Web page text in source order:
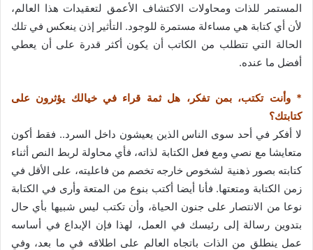
المستمر للذات ومحاولات الاكتشاف الأعمق لتعقيدات هذا العالم،
لأن أي كتابة هي مساءلة مستمرة للوجود. التأثير إذن ينعكس في تلك
الحالة التي تتطلب من الكاتب أن يكون أكثر قدرة على أن يعطي
أفضل ما عنده.
* وأنت تكتب، بمن تفكر، هل ثمة قراء في خيالك يؤثرون على
كتابتك؟
لا أفكر في أحد سوى الناس الذين يعيشون داخل السرد.. فقط أكون
متعايشا مع نصي ومع فعل الكتابة لذاته، فأي محاولة لربط النص أثناء
كتابته بصور ذهنية لشخوص خارجه تخصم من فاعليته، على الأقل في
زمن الكتابة ومتعتها. فأنا أيضا أكتب بنوع من المتعة وأرى في الكتابة
نوعا من الانتصار على جنون الحياة، وأن تكتب ليس شبيها بأي حال
بتدوين رسالة إلى رئيسك في العمل، لهذا فإن الإبداع في أساسه
عمل ينطلق من الذات باتجاه العالم على اطلاقه في ما بعد، وفي